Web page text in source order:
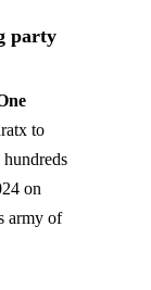
party
to
on
army of